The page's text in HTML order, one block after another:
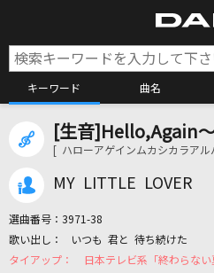
キーワード 曲名
カラオ
カラオケリ
[生音]Hello,Again
[ ハローアゲインムカシカラアル
MY LITTLE LOVER
選曲番号： 3971-38
いつも 君と 待ち続けた
日本テレビ系「終わらな